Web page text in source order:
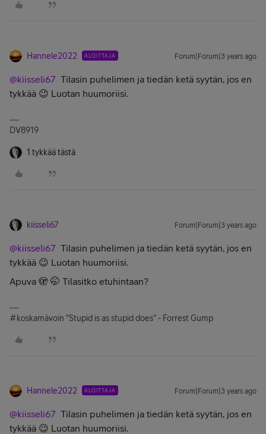
Hannele2022 ALOITTAJA Forum|Forum|3 years ago
@kiisseli67 Tilasin puhelimen ja tiedän ketä syytän, jos en
tykkää 😉 Luotan huumoriisi.
DV8919
1 tykkää tästä
kiisseli67 Forum|Forum|3 years ago
@kiisseli67 Tilasin puhelimen ja tiedän ketä syytän, jos en
tykkää 😉 Luotan huumoriisi.
Apuva 🫣 🤭 Tilasitko etuhintaan?
#koskamävoin "Stupid is as stupid does" - Forrest Gump
Hannele2022 ALOITTAJA Forum|Forum|3 years ago
@kiisseli67 Tilasin puhelimen ja tiedän ketä syytän, jos en
tykkää 😉 Luotan huumoriisi.